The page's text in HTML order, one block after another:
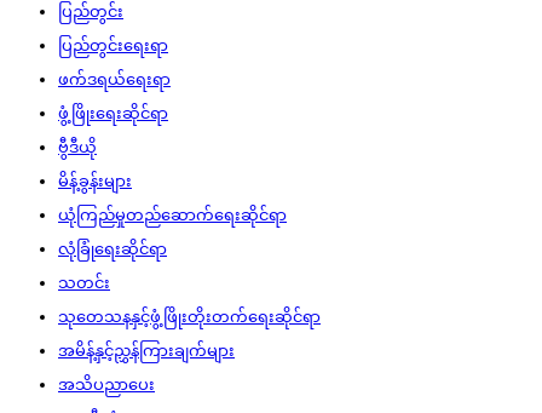
ပြည်တွင်း
ပြည်တွင်းရေးရာ
ဖက်ဒရယ်ရေးရာ
ဖွံ့ဖြိုးရေးဆိုင်ရာ
ဗွီဒီယို
မိန့်ခွန်းများ
ယုံကြည်မှုတည်ဆောက်ရေးဆိုင်ရာ
လုံခြုံရေးဆိုင်ရာ
သတင်း
သုတေသနနှင့်ဖွံ့ဖြိုးတိုးတက်ရေးဆိုင်ရာ
အမိန့်နှင့်ညွှန်ကြားချက်များ
အသိပညာပေး